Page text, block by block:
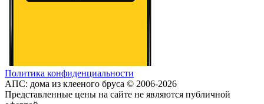
Политика конфиденциальности
АПС: дома из клееного бруса © 2006-2026
Представленные цены на сайте не являются публичной